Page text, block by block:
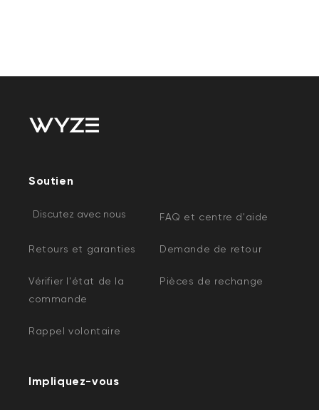
Soutien
Discutez avec nous FAQ et centre d'aide
Retours et garanties Demande de retour
Vérifier l'état de la
commande
Pièces de rechange
Rappel volontaire
Impliquez-vous